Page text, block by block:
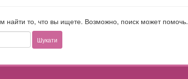
найти то, что вы ищете. Возможно, поиск может помочь.